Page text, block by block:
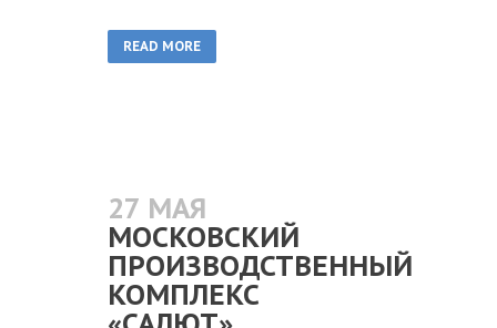
READ MORE
27 МАЯ
МОСКОВСКИЙ
ПРОИЗВОДСТВЕННЫЙ
КОМПЛЕКС